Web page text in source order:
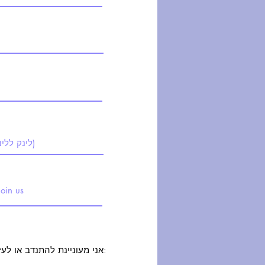
אני מעוניינת להתנדב או לעזור בתחומים הבאים: